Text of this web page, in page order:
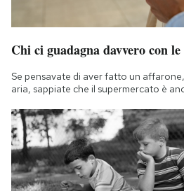
Chi ci guadagna davvero con
Se pensavate di aver fatto un
aria, sappiate che il supermercato è